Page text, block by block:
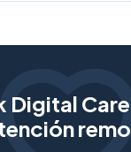
Digital